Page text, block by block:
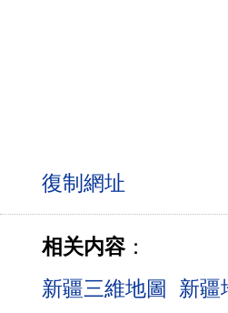
相关内容：
新疆三維地圖
新疆